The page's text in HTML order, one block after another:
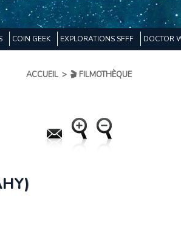
COIN GEEK EXPLORATIONS SFFF DOCTOR
ACCUEIL > 🎬 FILMOTHÈQUE